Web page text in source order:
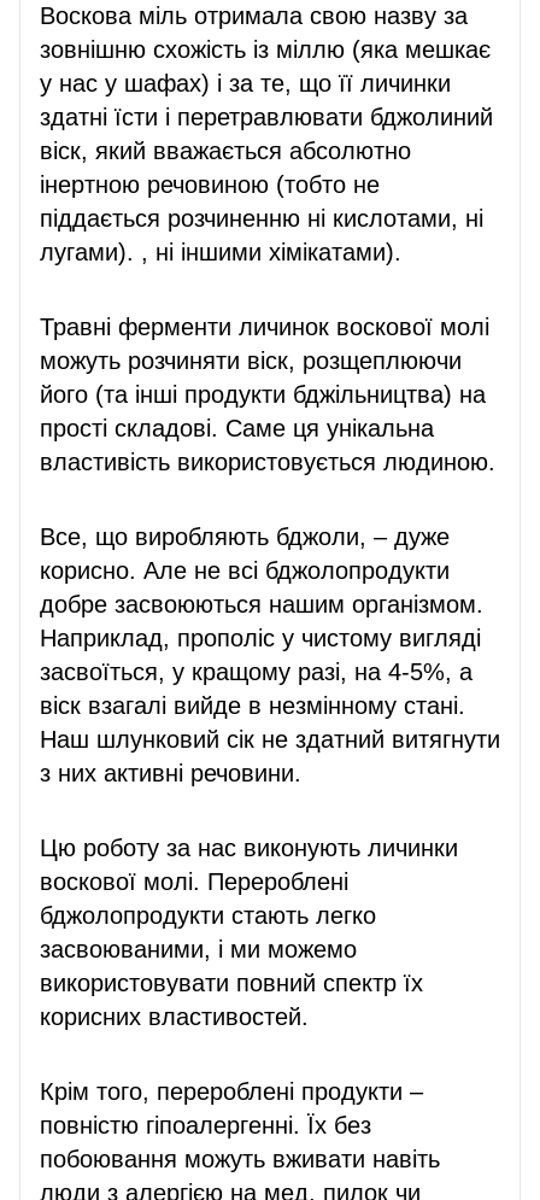
Воскова міль отримала свою назву за
зовнішню схожість із міллю (яка мешкає
у нас у шафах) і за те, що її личинки
здатні їсти і перетравлювати бджолиний
віск, який вважається абсолютно
інертною речовиною (тобто не
піддається розчиненню ні кислотами, ні
лугами). , ні іншими хімікатами).
Травні ферменти личинок воскової молі
можуть розчиняти віск, розщеплюючи
його (та інші продукти бджільництва) на
прості складові. Саме ця унікальна
властивість використовується людиною.
Все, що виробляють бджоли, – дуже
корисно. Але не всі бджолопродукти
добре засвоюються нашим організмом.
Наприклад, прополіс у чистому вигляді
засвоїться, у кращому разі, на 4-5%, а
віск взагалі вийде в незмінному стані.
Наш шлунковий сік не здатний витягнути
з них активні речовини.
Цю роботу за нас виконують личинки
воскової молі. Перероблені
бджолопродукти стають легко
засвоюваними, і ми можемо
використовувати повний спектр їх
корисних властивостей.
Крім того, перероблені продукти –
повністю гіпоалергенні. Їх без
побоювання можуть вживати навіть
люди з алергією на мед, пилок чи